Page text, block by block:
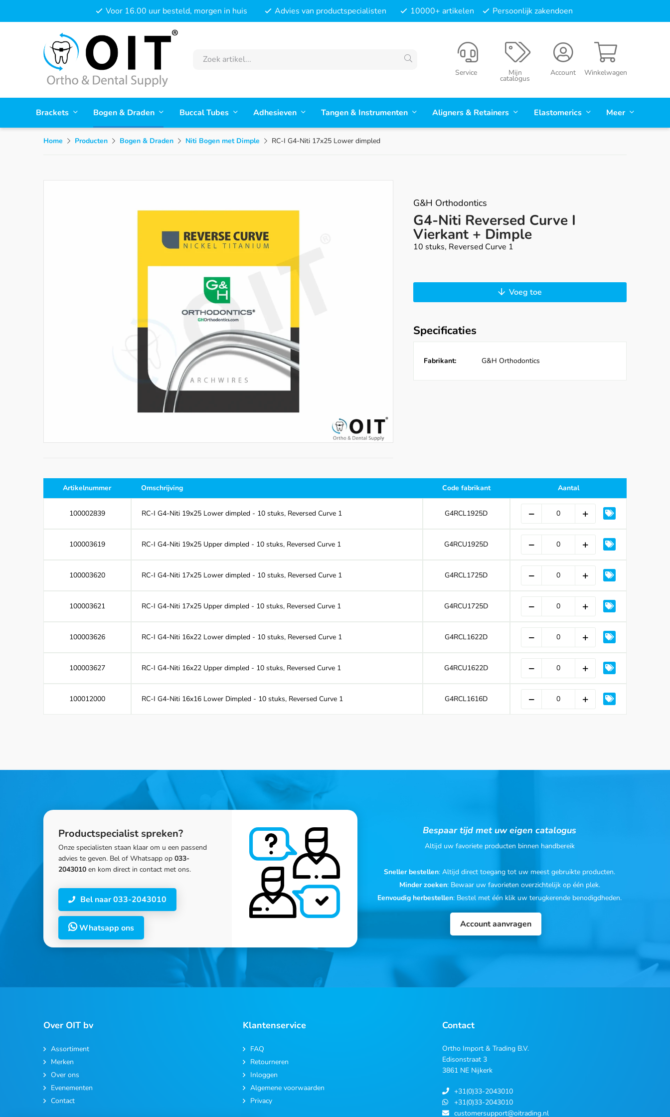
Voor 16.00 uur besteld, morgen in huis Advies van productspecialisten 10000+ artikelen Persoonlijk zakendoen
Winkelwagen
Account
Mijn
catalogus
Service
Brackets Bogen & Draden Buccal Tubes Adhesieven Tangen & Instrumenten Aligners & Retainers Elastomerics Meer
Home Producten Bogen & Draden Niti Bogen met Dimple RC-I G4-Niti 17x25 Lower dimpled
G&H Orthodontics
G4-Niti Reversed Curve I
Vierkant + Dimple
10 stuks, Reversed Curve 1
Voeg toe
Specificaties
Fabrikant: G&H Orthodontics
Artikelnummer Omschrijving Code fabrikant Aantal
100002839 RC-I G4-Niti 19x25 Lower dimpled - 10 stuks, Reversed Curve 1 G4RCL1925D
100003619 RC-I G4-Niti 19x25 Upper dimpled - 10 stuks, Reversed Curve 1 G4RCU1925D
100003620 RC-I G4-Niti 17x25 Lower dimpled - 10 stuks, Reversed Curve 1 G4RCL1725D
100003621 RC-I G4-Niti 17x25 Upper dimpled - 10 stuks, Reversed Curve 1 G4RCU1725D
100003626 RC-I G4-Niti 16x22 Lower dimpled - 10 stuks, Reversed Curve 1 G4RCL1622D
100003627 RC-I G4-Niti 16x22 Upper dimpled - 10 stuks, Reversed Curve 1 G4RCU1622D
100012000 RC-I G4-Niti 16x16 Lower Dimpled - 10 stuks, Reversed Curve 1 G4RCL1616D
Productspecialist spreken?
Onze specialisten staan klaar om u een passend
advies te geven. Bel of Whatsapp op 033-
2043010 en kom direct in contact met ons.
Bel naar 033-2043010
Whatsapp ons
Bespaar tijd met uw eigen catalogus
Altijd uw favoriete producten binnen handbereik
Sneller bestellen: Altijd direct toegang tot uw meest gebruikte producten.
Minder zoeken: Bewaar uw favorieten overzichtelijk op één plek.
Eenvoudig herbestellen: Bestel met één klik uw terugkerende benodigdheden.
Account aanvragen
Over OIT bv
Assortiment
Merken
Over ons
Evenementen
Contact
Klantenservice
FAQ
Retourneren
Inloggen
Algemene voorwaarden
Privacy
Contact
Ortho Import & Trading B.V.
Edisonstraat 3
3861 NE Nijkerk
+31(0)33-2043010
+31(0)33-2043010
customersupport@oitrading.nl